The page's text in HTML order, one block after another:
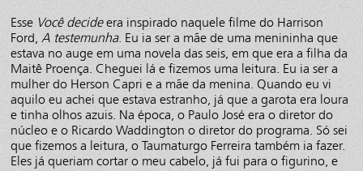
Esse Você decideera inspirado naquele filme do Harrison
Ford, A testemunha. Eu ia ser a mãe de uma menininha que
estava no auge em uma novela das seis, em que era a filha da
Maitê Proença. Cheguei lá e fizemos uma leitura. Eu ia ser a
mulher do Herson Capri e a mãe da menina. Quando eu vi
aquilo eu achei que estava estranho, já que a garota era loura
e tinha olhos azuis. Na época, o Paulo José era o diretor do
núcleo e o Ricardo Waddington o diretor do programa. Só sei
que fizemos a leitura, o Taumaturgo Ferreira também ia fazer.
Eles já queriam cortar o meu cabelo, já fui para o figurino, e